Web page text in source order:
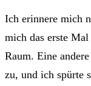
Ich erinnere mich
mich das erste
Raum. Eine
zu, und ich spürte